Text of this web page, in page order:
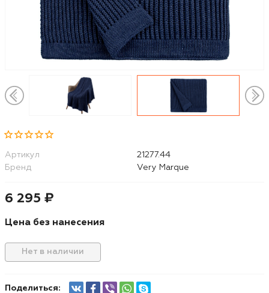
Артикул
21277.44
Бренд
Very Marque
6 295 ₽
Цена без нанесения
Нет в наличии
Поделиться: